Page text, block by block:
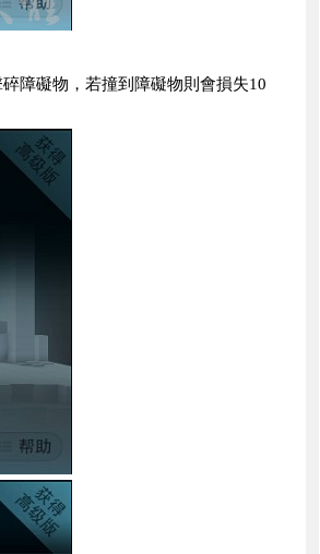
障礙物，若撞到障礙物則會損失10